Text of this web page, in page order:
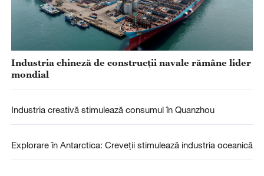
Industria chineză de construcții navale rămâne lider
mondial
Industria creativă stimulează consumul în Quanzhou
Explorare în Antarctica: Creveții stimulează industria oceanică